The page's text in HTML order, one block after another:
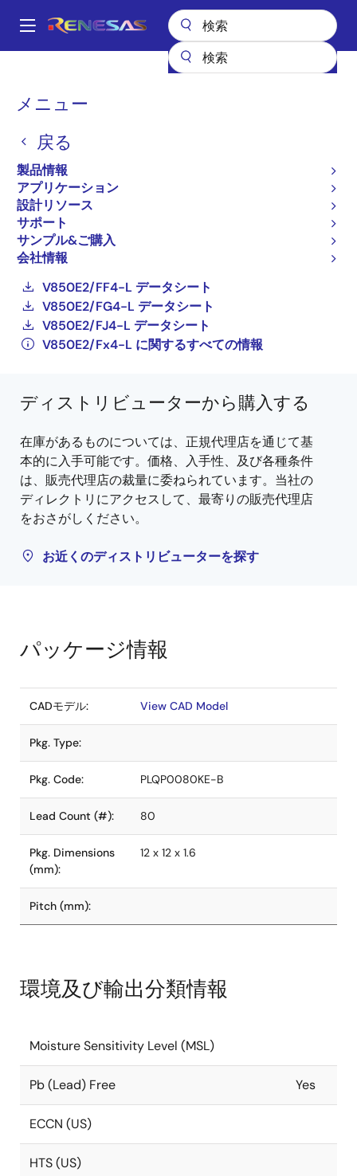
ン
Main
メニュー
戻る
製品情報
アプリケーション
設計リソース
サポート
サンプル&ご購入
会社情報
パ
く
ず
V850E2/Fx4-L
UPD70F3573GKA1-GAK-
AX
最終購入とりまとめ品
32 ビットマイクロコントローラ（新規採用非推
奨品）
V850E2/FE4-L データシート
V850E2/FF4-L データシート
V850E2/FG4-L データシート
V850E2/FJ4-L データシート
V850E2/Fx4-L に関するすべての情報
ディストリビューターから購入する
在庫があるものについては、正規代理店を通じて基
本的に入手可能です。価格、入手性、及び各種条件
は、販売代理店の裁量に委ねられています。当社の
ディレクトリにアクセスして、最寄りの販売代理店
をおさがしください。
お近くのディストリビューターを探す
パッケージ情報
CADモデル: View CAD Model
Pkg. Type:
Pkg. Code: PLQP0080KE-B
Lead Count (#): 80
Pkg. Dimensions
(mm):
12 x 12 x 1.6
Pitch (mm):
環境及び輸出分類情報
Moisture Sensitivity Level (MSL)
Pb (Lead) Free Yes
ECCN (US)
HTS (US)